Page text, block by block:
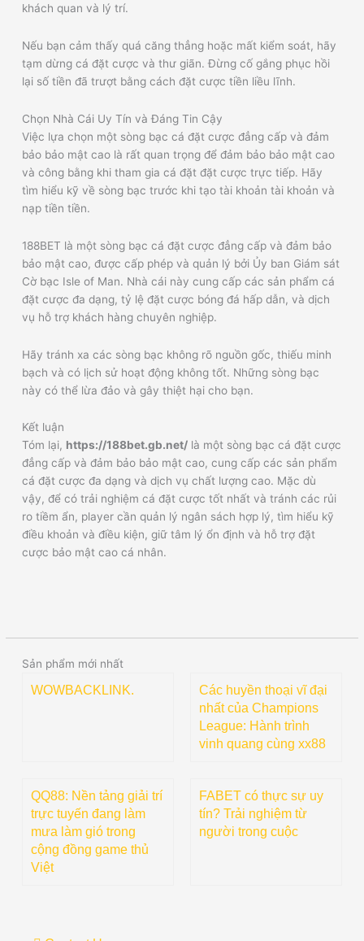
khách quan và lý trí.
Nếu bạn cảm thấy quá căng thẳng hoặc mất kiểm soát, hãy
tạm dừng cá đặt cược và thư giãn. Đừng cố gắng phục hồi
lại số tiền đã trượt bằng cách đặt cược tiền liều lĩnh.
Chọn Nhà Cái Uy Tín và Đáng Tin Cậy
Việc lựa chọn một sòng bạc cá đặt cược đẳng cấp và đảm
bảo bảo mật cao là rất quan trọng để đảm bảo bảo mật cao
và công bằng khi tham gia cá đặt đặt cược trực tiếp. Hãy
tìm hiểu kỹ về sòng bạc trước khi tạo tài khoản tài khoản và
nạp tiền tiền.
188BET là một sòng bạc cá đặt cược đẳng cấp và đảm bảo
bảo mật cao, được cấp phép và quản lý bởi Ủy ban Giám sát
Cờ bạc Isle of Man. Nhà cái này cung cấp các sản phẩm cá
đặt cược đa dạng, tỷ lệ đặt cược bóng đá hấp dẫn, và dịch
vụ hỗ trợ khách hàng chuyên nghiệp.
Hãy tránh xa các sòng bạc không rõ nguồn gốc, thiếu minh
bạch và có lịch sử hoạt động không tốt. Những sòng bạc
này có thể lừa đảo và gây thiệt hại cho bạn.
Kết luận
Tóm lại, https://188bet.gb.net/ là một sòng bạc cá đặt cược
đẳng cấp và đảm bảo bảo mật cao, cung cấp các sản phẩm
cá đặt cược đa dạng và dịch vụ chất lượng cao. Mặc dù
vậy, để có trải nghiệm cá đặt cược tốt nhất và tránh các rủi
ro tiềm ẩn, player cần quản lý ngân sách hợp lý, tìm hiểu kỹ
điều khoản và điều kiện, giữ tâm lý ổn định và hỗ trợ đặt
cược bảo mật cao cá nhân.
Sản phẩm mới nhất
WOWBACKLINK.
Các huyền thoại vĩ đại
nhất của Champions
League: Hành trình
vinh quang cùng xx88
QQ88: Nền tảng giải trí
trực tuyến đang làm
mưa làm gió trong
cộng đồng game thủ
Việt
FABET có thực sự uy
tín? Trải nghiệm từ
người trong cuộc